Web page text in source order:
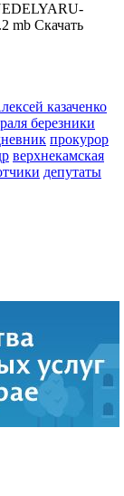
mb Скачать
казаченко
березники
прокурор
верхнекамская
депутаты